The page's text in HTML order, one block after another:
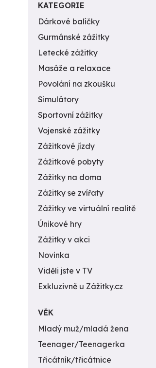
KATEGORIE
Dárkové balíčky
Gurmánské zážitky
Letecké zážitky
Masáže a relaxace
Povolání na zkoušku
Simulátory
Sportovní zážitky
Vojenské zážitky
Zážitkové jízdy
Zážitkové pobyty
Zážitky na doma
Zážitky se zvířaty
Zážitky ve virtuální realitě
Únikové hry
Zážitky v akci
Novinka
Viděli jste v TV
Exkluzivně u Zážitky.cz
VĚK
Mladý muž/mladá žena
Teenager/Teenagerka
Třicátník/třicátnice